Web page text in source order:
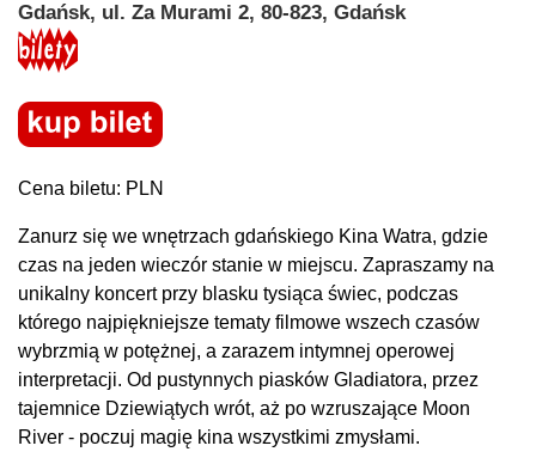
Gdańsk, ul. Za Murami 2, 80-823, Gdańsk
Cena biletu: PLN
Zanurz się we wnętrzach gdańskiego Kina Watra, gdzie
czas na jeden wieczór stanie w miejscu. Zapraszamy na
unikalny koncert przy blasku tysiąca świec, podczas
którego najpiękniejsze tematy filmowe wszech czasów
wybrzmią w potężnej, a zarazem intymnej operowej
interpretacji. Od pustynnych piasków Gladiatora, przez
tajemnice Dziewiątych wrót, aż po wzruszające Moon
River - poczuj magię kina wszystkimi zmysłami.